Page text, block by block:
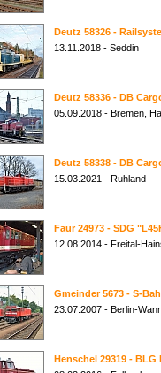
Deutz 58326 -
13.11.2018 - Seddin
Deutz 58336 - DB
05.09.2018 - Bremen,
Deutz 58338 - DB
15.03.2021 - Ruhland
Faur 24973 - SDG
12.08.2014 - Freital-
Gmeinder 5673 - S-
23.07.2007 - Berlin-
Henschel 29319 - BLG